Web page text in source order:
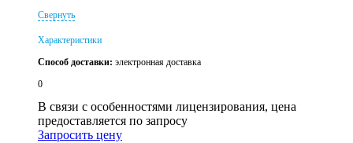
Свернуть
Характеристики
Способ доставки: электронная доставка
0
В связи с особенностями лицензирования, цена
предоставляется по запросу
Запросить цену